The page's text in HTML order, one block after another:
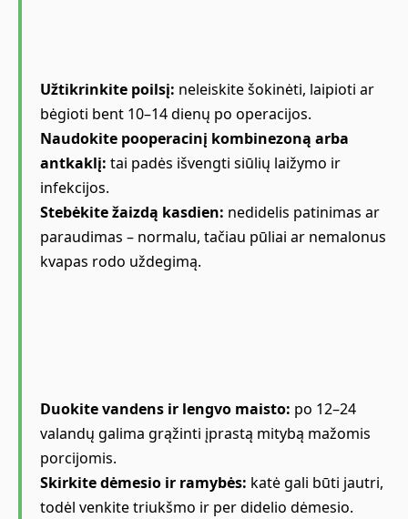
Užtikrinkite poilsį: neleiskite šokinėti, laipioti ar
bėgioti bent 10–14 dienų po operacijos.
Naudokite pooperacinį kombinezoną arba
antkaklį: tai padės išvengti siūlių laižymo ir
infekcijos.
Stebėkite žaizdą kasdien: nedidelis patinimas ar
paraudimas – normalu, tačiau pūliai ar nemalonus
kvapas rodo uždegimą.
Duokite vandens ir lengvo maisto: po 12–24
valandų galima grąžinti įprastą mitybą mažomis
porcijomis.
Skirkite dėmesio ir ramybės: katė gali būti jautri,
todėl venkite triukšmo ir per didelio dėmesio.